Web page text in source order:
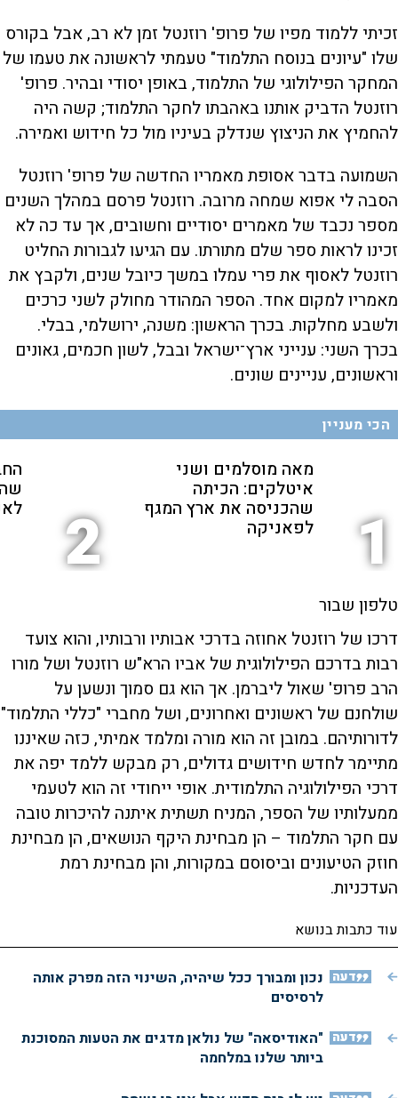
זכיתי ללמוד מפיו של פרופ' רוזנטל זמן לא רב, אבל בקורס
שלו "עיונים בנוסח התלמוד" טעמתי לראשונה את טעמו של
המחקר הפילולוגי של התלמוד, באופן יסודי ובהיר. פרופ'
רוזנטל הדביק אותנו באהבתו לחקר התלמוד; קשה היה
להחמיץ את הניצוץ שנדלק בעיניו מול כל חידוש ואמירה.
השמועה בדבר אסופת מאמריו החדשה של פרופ' רוזנטל
הסבה לי אפוא שמחה מרובה. רוזנטל פרסם במהלך השנים
מספר נכבד של מאמרים יסודיים וחשובים, אך עד כה לא
זכינו לראות ספר שלם מתורתו. עם הגיעו לגבורות החליט
רוזנטל לאסוף את פרי עמלו במשך כיובל שנים, ולקבץ את
מאמריו למקום אחד. הספר המהודר מחולק לשני כרכים
ולשבע מחלקות. בכרך הראשון: משנה, ירושלמי, בבלי.
בכרך השני: ענייני ארץ־ישראל ובבל, לשון חכמים, גאונים
וראשונים, עניינים שונים.
הכי מעניין
1
מאה מוסלמים ושני
איטלקים: הכיתה
שהכניסה את ארץ המגף
לפאניקה 2
טלפון שבור
דרכו של רוזנטל אחוזה בדרכי אבותיו ורבותיו, והוא צועד
רבות בדרכם הפילולוגית של אביו הרא"ש רוזנטל ושל מורו
הרב פרופ' שאול ליברמן. אך הוא גם סמוך ונשען על
שולחנם של ראשונים ואחרונים, ושל מחברי "כללי התלמוד"
לדורותיהם. במובן זה הוא מורה ומלמד אמיתי, כזה שאיננו
מתיימר לחדש חידושים גדולים, רק מבקש ללמד יפה את
דרכי הפילולוגיה התלמודית. אופי ייחודי זה הוא לטעמי
ממעלותיו של הספר, המניח תשתית איתנה להיכרות טובה
עם חקר התלמוד – הן מבחינת היקף הנושאים, הן מבחינת
חוזק הטיעונים וביסוסם במקורות, והן מבחינת רמת
העדכניות.
עוד כתבות בנושא
דעה נכון ומבורך ככל שיהיה, השינוי הזה מפרק אותה
לרסיסים
דעה "האודיסאה" של נולאן מדגים את הטעות המסוכנת
ביותר שלנו במלחמה